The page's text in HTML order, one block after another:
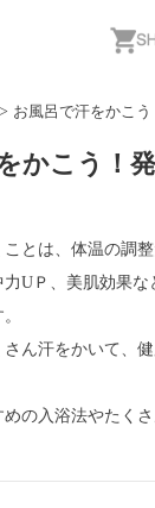
お風呂で汗をかこ
かこう！
とは、体温の調
UＰ、美肌効果な
ん汗をかいて、
の入浴法やたく